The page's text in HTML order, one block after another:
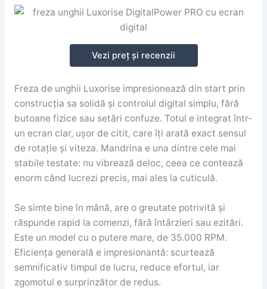
Vezi preț și recenzii
Freza de unghii Luxorise impresionează din start prin
construcția sa solidă și controlul digital simplu, fără
butoane fizice sau setări confuze. Totul e integrat într-
un ecran clar, ușor de citit, care îți arată exact sensul
de rotație și viteza. Mandrina e una dintre cele mai
stabile testate: nu vibrează deloc, ceea ce contează
enorm când lucrezi precis, mai ales la cuticulă.
Se simte bine în mână, are o greutate potrivită și
răspunde rapid la comenzi, fără întârzieri sau ezitări.
Este un model cu o putere mare, de 35.000 RPM.
Eficiența generală e impresionantă: scurtează
semnificativ timpul de lucru, reduce efortul, iar
zgomotul e surprinzător de redus.